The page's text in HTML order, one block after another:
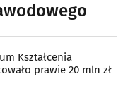
Kształcenia
prawie 20 mln zł